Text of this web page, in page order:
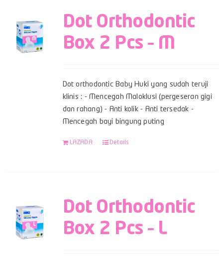
Dot Orthodontic
Box 2 Pcs – M
Dot orthodontic Baby Huki yang sudah teruji
klinis : - Mencegah Maloklusi (pergeseran gigi
dan rahang) - Anti kolik - Anti tersedak -
Mencegah bayi bingung puting
LAZADA Details
Dot Orthodontic
Box 2 Pcs – L